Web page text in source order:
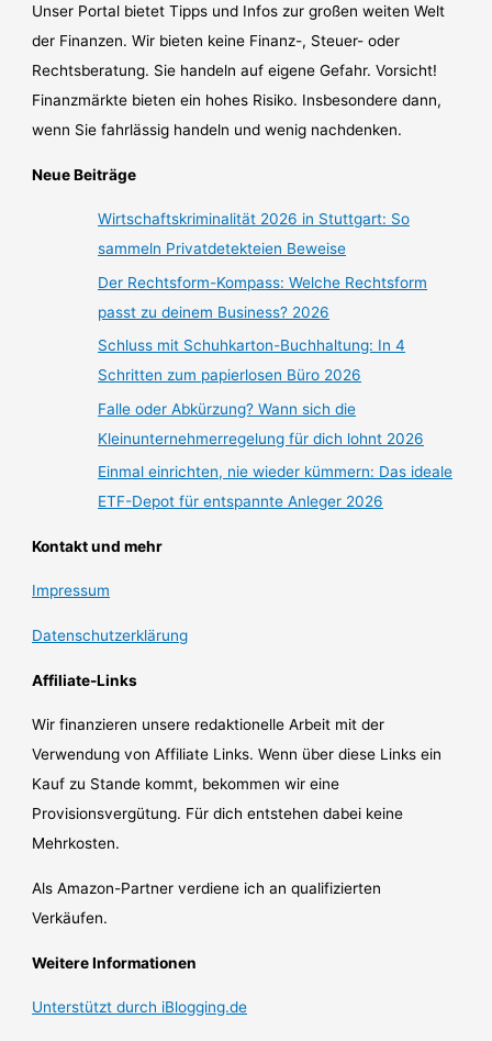
Unser Portal bietet Tipps und Infos zur großen weiten Welt
der Finanzen. Wir bieten keine Finanz-, Steuer- oder
Rechtsberatung. Sie handeln auf eigene Gefahr. Vorsicht!
Finanzmärkte bieten ein hohes Risiko. Insbesondere dann,
wenn Sie fahrlässig handeln und wenig nachdenken.
Neue Beiträge
Wirtschaftskriminalität 2026 in Stuttgart: So
sammeln Privatdetekteien Beweise
Der Rechtsform-Kompass: Welche Rechtsform
passt zu deinem Business? 2026
Schluss mit Schuhkarton-Buchhaltung: In 4
Schritten zum papierlosen Büro 2026
Falle oder Abkürzung? Wann sich die
Kleinunternehmerregelung für dich lohnt 2026
Einmal einrichten, nie wieder kümmern: Das ideale
ETF-Depot für entspannte Anleger 2026
Kontakt und mehr
Impressum
Datenschutzerklärung
Affiliate-Links
Wir finanzieren unsere redaktionelle Arbeit mit der
Verwendung von Affiliate Links. Wenn über diese Links ein
Kauf zu Stande kommt, bekommen wir eine
Provisionsvergütung. Für dich entstehen dabei keine
Mehrkosten.
Als Amazon-Partner verdiene ich an qualifizierten
Verkäufen.
Weitere Informationen
Unterstützt durch iBlogging.de